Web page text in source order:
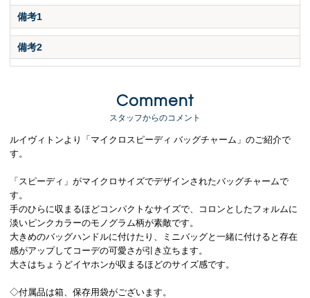
備考1
備考2
Comment
スタッフからのコメント
ルイヴィトンより「マイクロスピーディ バッグチャーム」のご紹介で
す。
「スピーディ」がマイクロサイズでデザインされたバッグチャームで
す。
手のひらに収まるほどコンパクトなサイズで、コロンとしたフォルムに
淡いピンクカラーのモノグラム柄が素敵です。
大きめのバッグハンドルに付けたり、ミニバッグと一緒に付けると存在
感がアップしてコーデの可愛さが引き立ちます。
大さはちょうどイヤホンが収まるほどのサイズ感です。
◇付属品は箱、保存用袋がございます。